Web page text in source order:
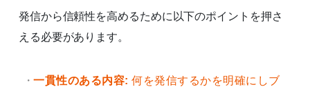
発信から信頼性を高めるために以下のポイントを押さ
える必要があります。
一貫性のある内容: 何を発信するかを明確にしブ